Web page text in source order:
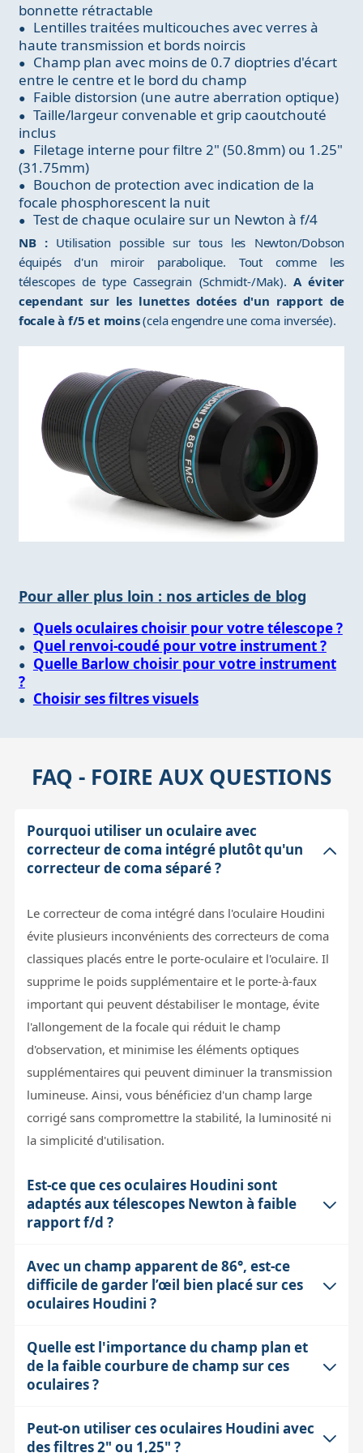
bonnette rétractable
Lentilles traitées multicouches avec verres à
haute transmission et bords noircis
Champ plan avec moins de 0.7 dioptries d'écart
entre le centre et le bord du champ
Faible distorsion (une autre aberration optique)
Taille/largeur convenable et grip caoutchouté
inclus
Filetage interne pour filtre 2" (50.8mm) ou 1.25"
(31.75mm)
Bouchon de protection avec indication de la
focale phosphorescent la nuit
Test de chaque oculaire sur un Newton à f/4
NB :Utilisation possible sur tous les Newton/Dobson
équipés d'un miroir parabolique. Tout comme les
télescopes de type Cassegrain (Schmidt-/Mak).A éviter
cependant sur les lunettes dotées d'un rapport de
focale à f/5 et moins(cela engendre une coma inversée).
Pour aller plus loin : nos articles de blog
Quels oculaires choisir pour votre télescope ?
Quel renvoi-coudé pour votre instrument ?
Quelle Barlow choisir pour votre instrument
?
Choisir ses filtres visuels
FAQ - FOIRE AUX QUESTIONS
Pourquoi utiliser un oculaire avec
correcteur de coma intégré plutôt qu'un
correcteur de coma séparé ?
Le correcteur de coma intégré dans l'oculaire Houdini
évite plusieurs inconvénients des correcteurs de coma
classiques placés entre le porte-oculaire et l'oculaire. Il
supprime le poids supplémentaire et le porte-à-faux
important qui peuvent déstabiliser le montage, évite
l'allongement de la focale qui réduit le champ
d'observation, et minimise les éléments optiques
supplémentaires qui peuvent diminuer la transmission
lumineuse. Ainsi, vous bénéficiez d'un champ large
corrigé sans compromettre la stabilité, la luminosité ni
la simplicité d'utilisation.
Est-ce que ces oculaires Houdini sont
adaptés aux télescopes Newton à faible
rapport f/d ?
Oui, ces oculaires sont spécifiquement conçus pour
corriger la coma sur les Newton avec un rapport f/d
aussi bas que f/3.6, où la coma est très visible sur les
permet d'obtenir des étoiles bien rondes et un champ
plan même en bord de champ, ce qui améliore
revanche, ils sont déconseillés sur les lunettes à f/5 ou
moins, car la coma y est inversée, et la correction
Avec un champ apparent de 86°, est-ce
difficile de garder l’œil bien placé sur ces
oculaires Houdini ?
Un grand champ apparent de 86° offre une immersion
visuelle très agréable, mais cela nécessite un relief
d’œil suffisant pour observer confortablement sans
mm, ce qui est confortable, même pour les porteurs de
Quelle est l'importance du champ plan et
de la faible courbure de champ sur ces
oculaires ?
Le champ plan signifie que l'image est nette du centre
Peut-on utiliser ces oculaires Houdini avec
des filtres 2" ou 1,25" ?